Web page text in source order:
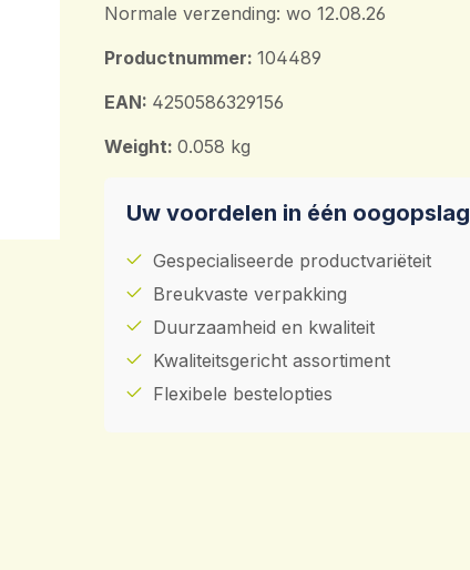
Normale verzending: wo 12.08.26
Productnummer: 104489
EAN: 4250586329156
Weight: 0.058 kg
Uw voordelen in één oogopslag
Gespecialiseerde productvariëteit
Breukvaste verpakking
Duurzaamheid en kwaliteit
Kwaliteitsgericht assortiment
Flexibele bestelopties